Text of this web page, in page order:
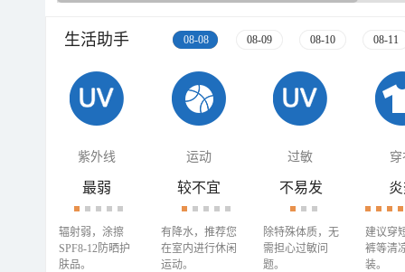
生活助手 08-08 08-09 08-10 08-11
紫外线 运动 过敏 穿
最弱
辐射弱，涂擦
SPF8-12防晒护
肤品。
较不宜
有降水，推荐您
在室内进行休闲
运动。
不易发
除特殊体质，无
需担心过敏问
题。
建议穿
裤等清
装。